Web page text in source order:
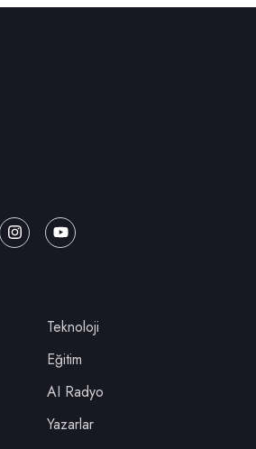
Teknoloji
Eğitim
AI Radyo
Yazarlar